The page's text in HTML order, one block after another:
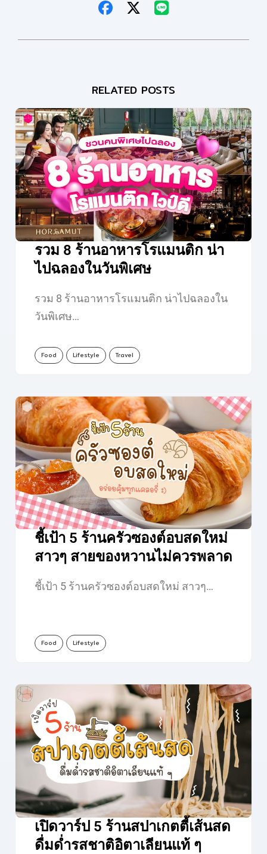
RELATED POSTS
รวม 8 ร้านอาหารโรแมนติก น่า
ไปฉลองในวันพิเศษ
รวม 8 ร้านอาหารโรแมนติก น่าไปฉลองใน
วันพิเศษ…
Food Lifestyle Travel
ชี้เป้า 5 ร้านครัวซองต์อบสดใหม่
สาวๆ สายของหวานไม่ควรพลาด
ชี้เป้า 5 ร้านครัวซองต์อบสดใหม่ สาวๆ…
Food Lifestyle
เปิดวาร์ป 5 ร้านสปาเกตตี้เส้นสด
ดื่มด่ำรสชาติอิตาเลียนแท้ ๆ